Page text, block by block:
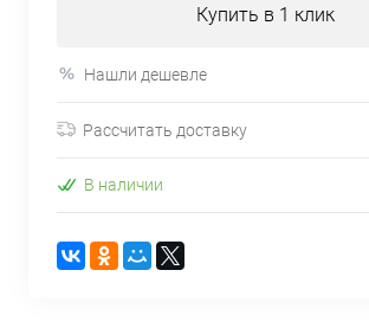
Купить в 1 клик
Нашли дешевле
Рассчитать доставку
В наличии